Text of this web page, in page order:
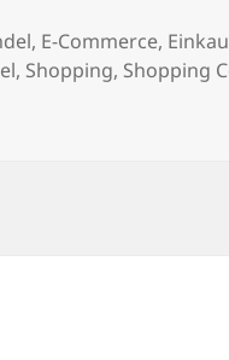
, E-Commerce,
, Shopping, Shopping
Handel – ein